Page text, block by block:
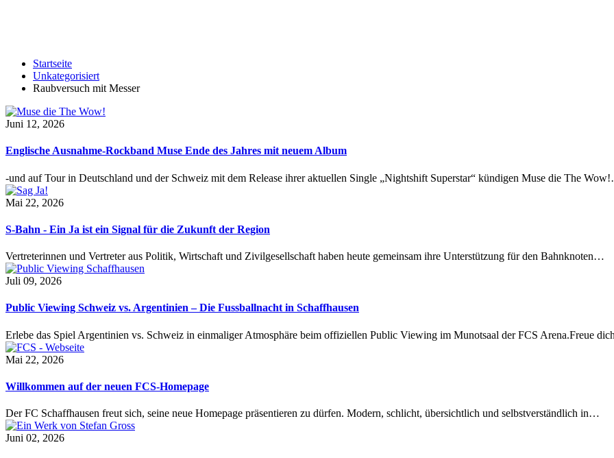
Startseite
Unkategorisiert
Raubversuch mit Messer
Juni 12, 2026
Englische Ausnahme-Rockband Muse Ende des Jahres mit neuem Album
-und auf Tour in Deutschland und der Schweiz mit dem Release ihrer aktuellen Single „Nightshift Superstar“ kündigen Muse die The
Mai 22, 2026
S-Bahn - Ein Ja ist ein Signal für die Zukunft der Region
Vertreterinnen und Vertreter aus Politik, Wirtschaft und Zivilgesellschaft haben heute gemeinsam ihre Unterstützung für den Bahnknoten…
Juli 09, 2026
Public Viewing Schweiz vs. Argentinien – Die Fussballnacht in Schaffhausen
Erlebe das Spiel Argentinien vs. Schweiz in einmaliger Atmosphäre beim offiziellen Public Viewing im Munotsaal der FCS Arena.Freue
Mai 22, 2026
Willkommen auf der neuen FCS-Homepage
Der FC Schaffhausen freut sich, seine neue Homepage präsentieren zu dürfen. Modern, schlicht, übersichtlich und selbstverständlich in…
Juni 02, 2026